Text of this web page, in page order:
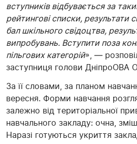
вступників відбувається за
рейтингові списки, результати
бал шкільного свідоцтва,
випробувань. Вступити поза
пільгових категорій», —
заступниця голови ДніпроОВА
За її словами, за планом
вересня. Форми навчання
залежно від територіальної
навчального закладу: очна,
Наразі готуються укриття